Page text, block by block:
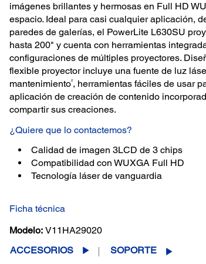
imágenes brillantes y hermosas en Full HD
espacio. Ideal para casi cualquier aplicación,
paredes de galerías, el PowerLite L630SU
hasta 200" y cuenta con herramientas
configuraciones de múltiples proyectores.
flexible proyector incluye una fuente de luz
mantenimiento2, herramientas fáciles de usar
aplicación de creación de contenido
compartir sus creaciones.
¿Quiere que lo contactemos?
Calidad de imagen 3LCD de 3 chips
Compatibilidad con WUXGA Full HD
Tecnología láser de vanguardia
Ficha técnica
Modelo: V11HA29020
ACCESORIOS
SOPORTE